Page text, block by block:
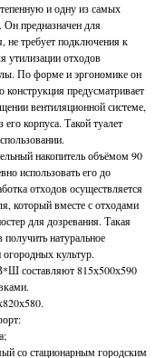
и одну из самых
Он предназначен для
не требует подключения к
утилизации отходов
По форме и эргономике он
предусматривает
вентиляционной системе,
корпуса. Такой туалет
накопитель объёмом 90
использовать его до
отходов осуществляется
который вместе с отходами
для дозревания. Такая
натуральное
культур.
составляют 815х500х590
со стационарным городским